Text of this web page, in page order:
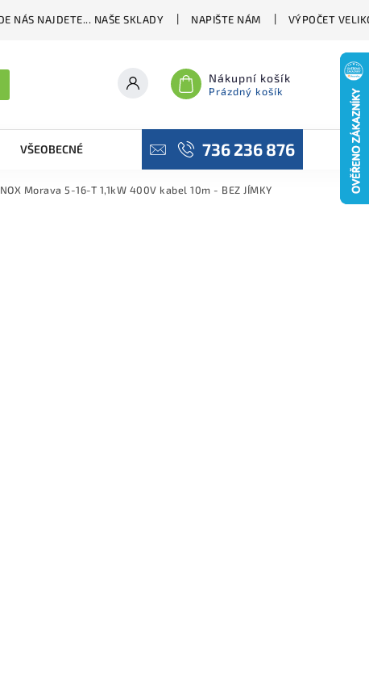
NÁS NAJDETE... NAŠE SKLADY NAPIŠTE NÁM VÝPOČET
Nákupní košík
Prázdný košík
VŠEOBECNÉ OBCHODNÍ PODMÍNKY PODMÍNKY OCHRANY
736 236 876
Morava 5-16-T 1,1kW 400V kabel 10m - BEZ JÍMKY